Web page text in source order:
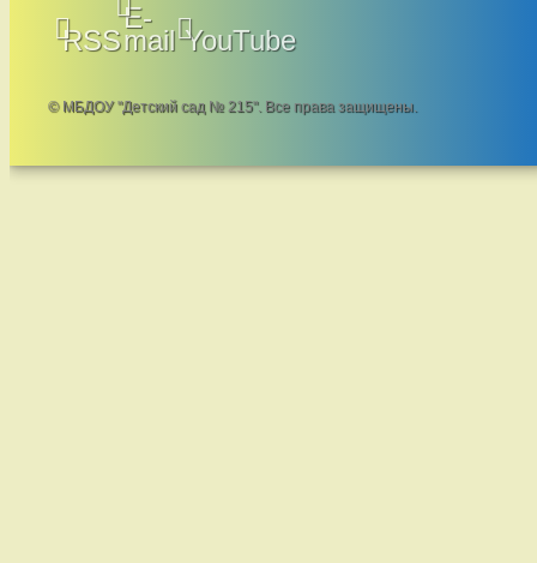
RSS
E-
mail YouTube
© МБДОУ "Детский сад № 215". Все права защищены.